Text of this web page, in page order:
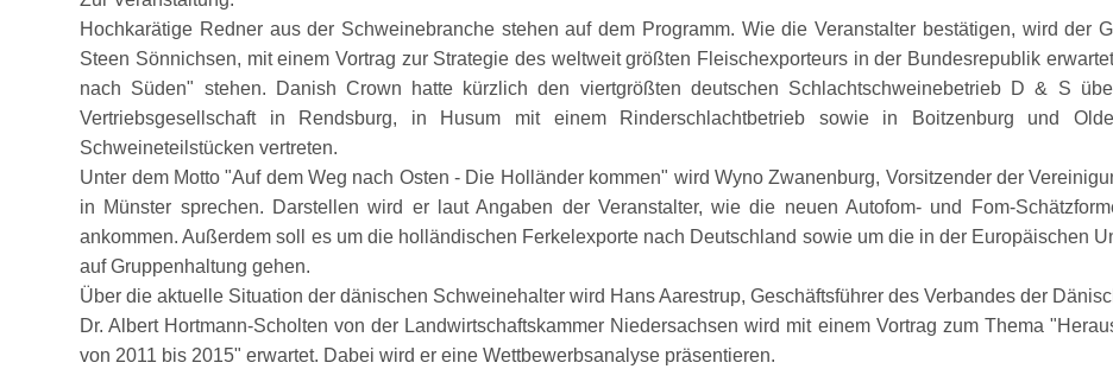
Hochkarätige Redner aus der Schweinebranche stehen auf dem Programm. Wie die Veranstalter bestätigen, wird der
Steen Sönnichsen, mit einem Vortrag zur Strategie des weltweit größten Fleischexporteurs in der Bundesrepublik
nach Süden
stehen. Danish Crown hatte kürzlich den viertgrößten deutschen Schlachtschweinebetrieb D & S
Vertriebsgesellschaft in Rendsburg, in Husum mit einem Rinderschlachtbetrieb sowie in Boitzenburg und
Schweineteilstücken vertreten.
Unter dem Motto Auf dem Weg nach Osten - Die Holländer kommen
wird Wyno Zwanenburg, Vorsitzender der
in Münster sprechen. Darstellen wird er laut Angaben der Veranstalter, wie die neuen Autofom- und Fom-
ankommen. Außerdem soll es um die holländischen Ferkelexporte nach Deutschland sowie um die in der Europäischen
auf Gruppenhaltung gehen.
Über die aktuelle Situation der dänischen Schweinehalter wird Hans Aarestrup, Geschäftsführer des Verbandes der
Dr. Albert Hortmann-Scholten von der Landwirtschaftskammer Niedersachsen wird mit einem Vortrag zum Thema
von 2011 bis 2015 erwartet. Dabei wird er eine Wettbewerbsanalyse präsentieren.